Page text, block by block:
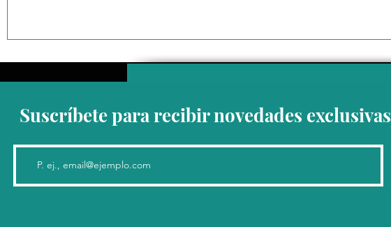
proceso para mejorar calles y
espacios públicos
en Los Cabos
Suscríbete para recibir novedades exclusivas